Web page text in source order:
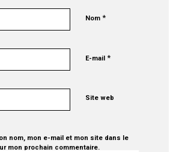
Nom*
E-mail*
Site web
nom, mon e-mail et mon site dans le
mon prochain commentaire.